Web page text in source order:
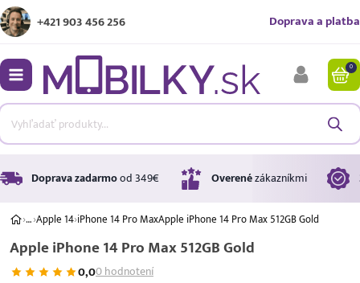
+421 903 456 256 Doprava a platba
0
Doprava zadarmood 349€ Overenézákazníkmi
›…›Apple 14›iPhone 14 Pro MaxApple iPhone 14 Pro Max 512GB Gold
Apple iPhone 14 Pro Max 512GB Gold
0,00 hodnotení